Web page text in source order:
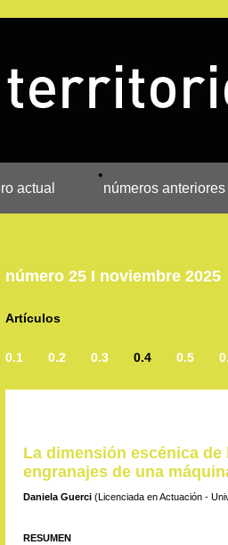
actual
•
números anteriores
número 25 I noviembre 2025
Artículos
0.1 0.2 0.3 0.4 0.5
La dimensión escénica
engranajes de una
Daniela Guerci (Licenciada en Actuación -
RESUMEN